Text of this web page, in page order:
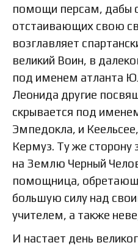
помощи персам, дабы
отстаивающих свою
возглавляет
великий Воин, в
под именем атланта
Леонида другие
скрывается под
Эмпедокла, и
Кермуз. Ту же
на Землю Черный
помощница,
большую силу над
учителем, а также
И настает день